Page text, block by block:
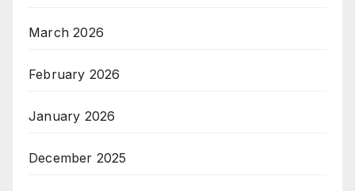
March 2026
February 2026
January 2026
December 2025